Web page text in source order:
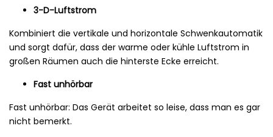
3-D-Luftstrom
Kombiniert die vertikale und horizontale Schwenkautomatik
und sorgt dafür, dass der warme oder kühle Luftstrom in
großen Räumen auch die hinterste Ecke erreicht.
Fast unhörbar
Fast unhörbar: Das Gerät arbeitet so leise, dass man es gar
nicht bemerkt.